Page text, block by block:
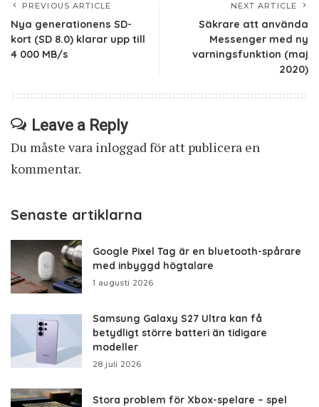
PREVIOUS ARTICLE
Nya generationens SD-
kort (SD 8.0) klarar upp till
4 000 MB/s
NEXT ARTICLE
Säkrare att använda
Messenger med ny
varningsfunktion (maj
2020)
Leave a Reply
Du måste vara inloggadför att publicera en
kommentar.
Senaste artiklarna
Google Pixel Tag är en bluetooth-spårare
med inbyggd högtalare
1 augusti 2026
Samsung Galaxy S27 Ultra kan få
betydligt större batteri än tidigare
modeller
28 juli 2026
Stora problem för Xbox-spelare – spel